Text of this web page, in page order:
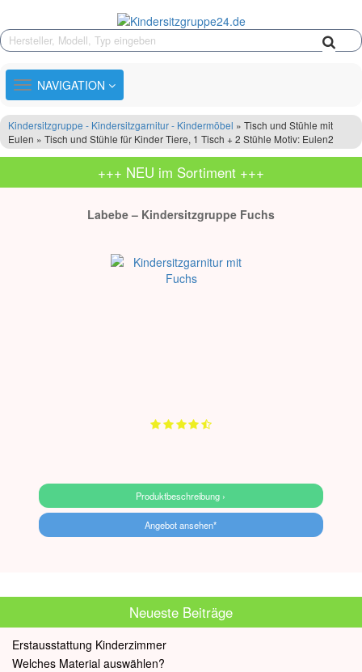
TOGGLE
NAVIGATION
NAVIGATION
Kindersitzgruppe - Kindersitzgarnitur - Kindermöbel » Tisch und Stühle mit
Eulen » Tisch und Stühle für Kinder Tiere, 1 Tisch + 2 Stühle Motiv: Eulen2
+++ NEU im Sortiment +++
Labebe – Kindersitzgruppe Fuchs
Produktbeschreibung ›
Angebot ansehen*
Neueste Beiträge
Erstausstattung Kinderzimmer
Welches Material auswählen?